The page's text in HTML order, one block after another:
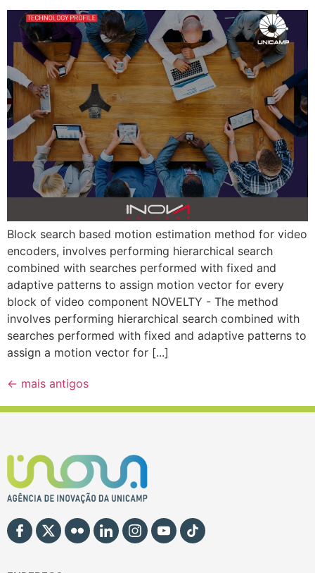
Block search based motion estimation method for video
encoders, involves performing hierarchical search
combined with searches performed with fixed and
adaptive patterns to assign motion vector for every
block of video component NOVELTY - The method
involves performing hierarchical search combined with
searches performed with fixed and adaptive patterns to
assign a motion vector for [...]
← mais antigos